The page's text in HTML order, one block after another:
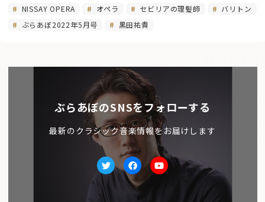
NISSAY OPERA オペラ セビリアの理髪師
バリトン
ぶらあぼ2022年5月号
黒田祐貴
ぶらあぼのSNSをフォローする
最新のクラシック音楽情報をお届けします
TwitterfacebookYoutube